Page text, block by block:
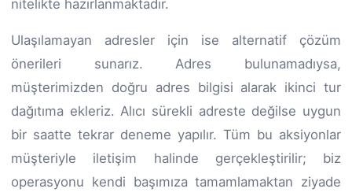
nitelikte hazırlanmaktadır.
Ulaşılamayan adresler için ise alternatif çözüm
önerileri sunarız. Adres bulunamadıysa,
müşterimizden doğru adres bilgisi alarak ikinci tur
dağıtıma ekleriz. Alıcı sürekli adreste değilse uygun
bir saatte tekrar deneme yapılır. Tüm bu aksiyonlar
müşteriyle iletişim halinde gerçekleştirilir; biz
operasyonu kendi başımıza tamamlamaktan ziyade